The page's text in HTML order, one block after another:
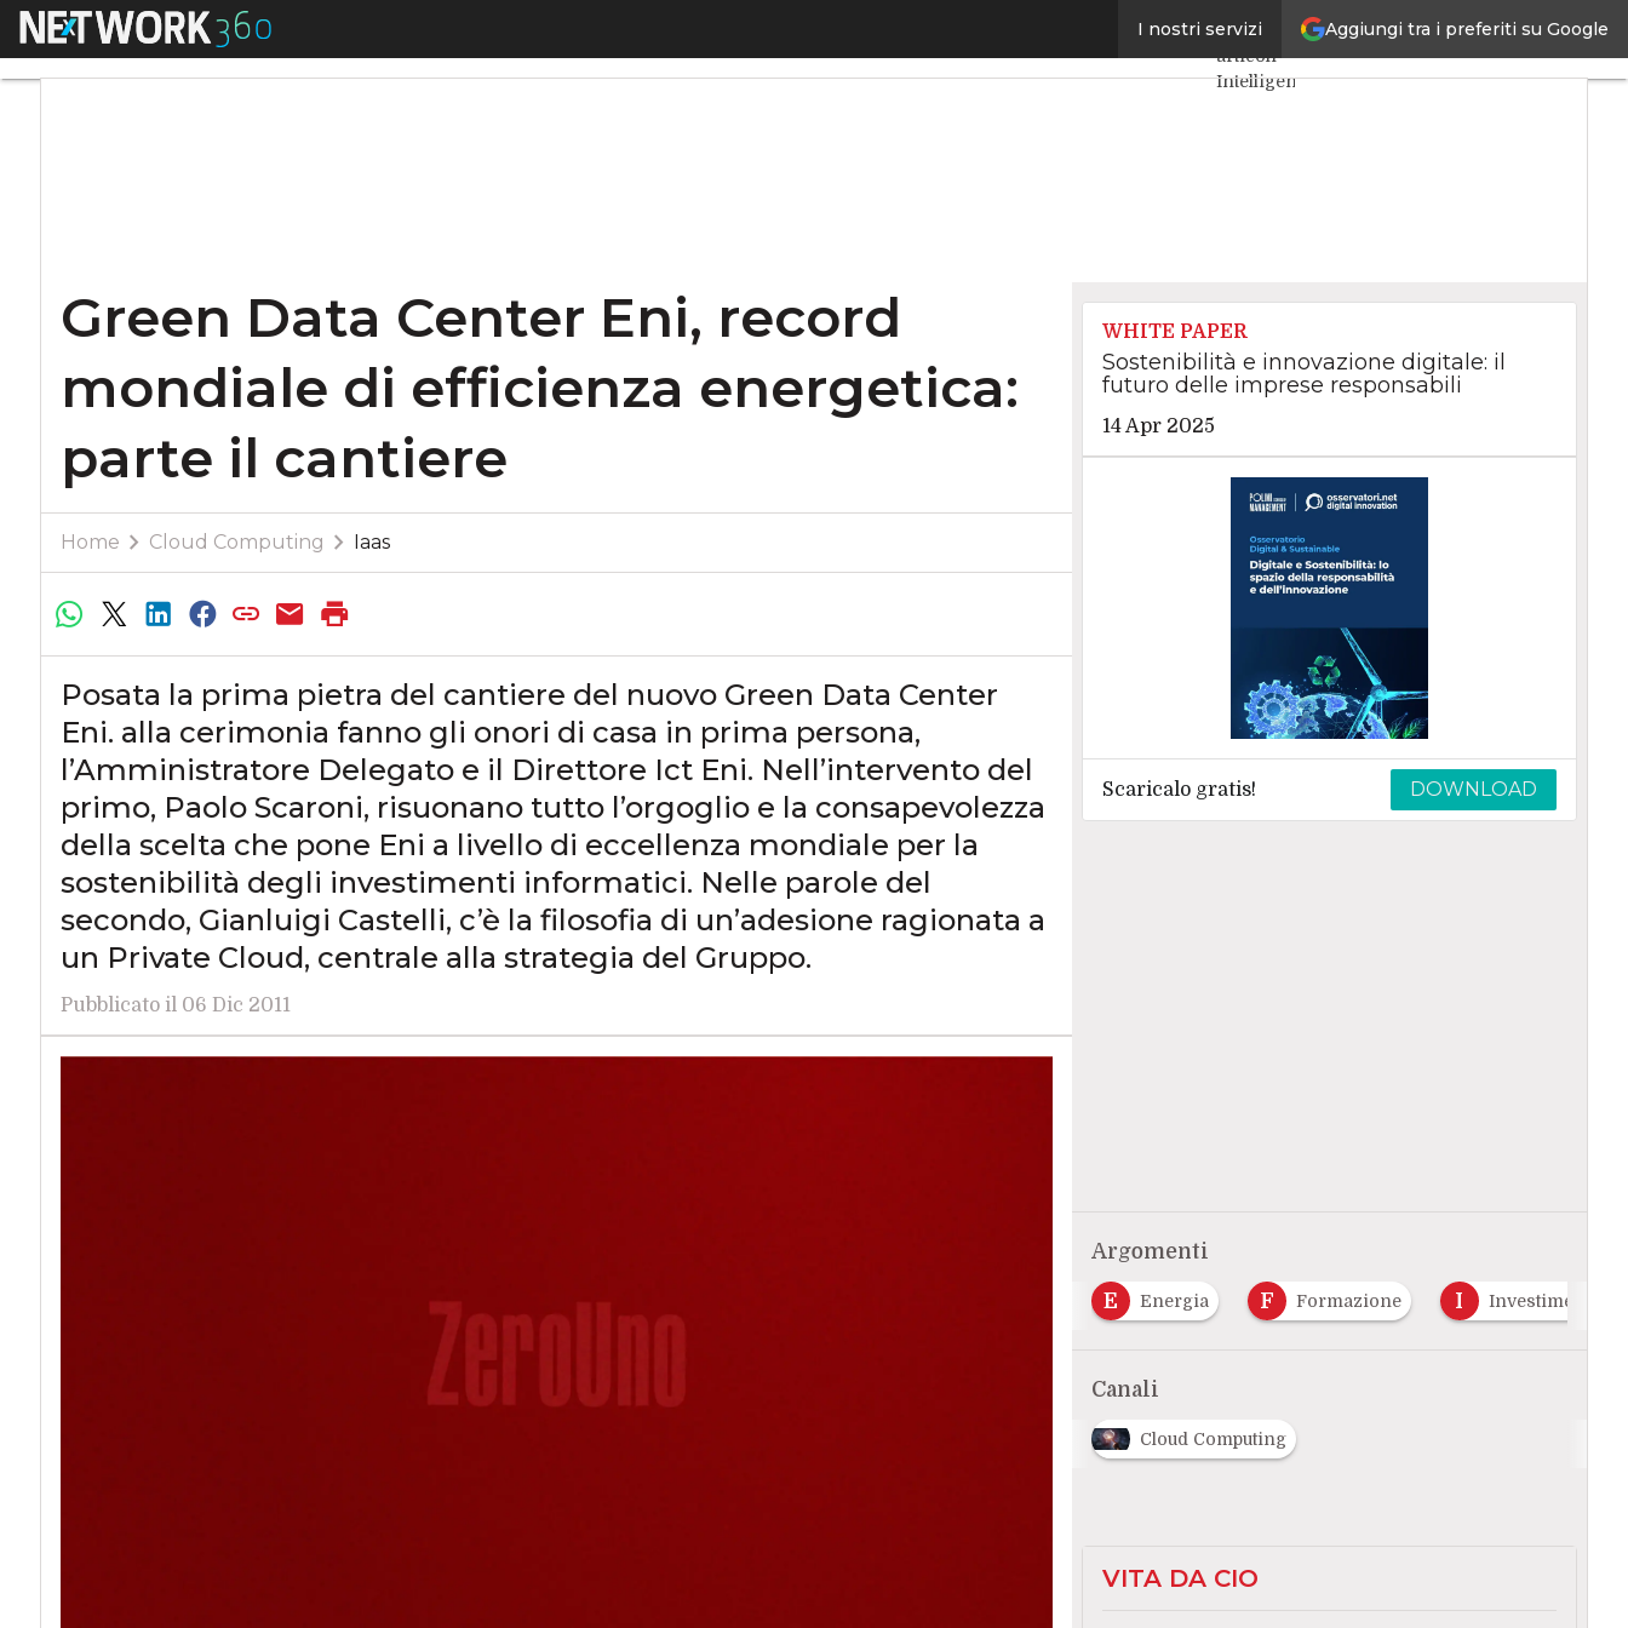
Aggiungi tra i preferiti su Google
I nostri servizi
Menu Green Data Center Eni, record mondiale di efficienza energetica: parte il cantiereUltimi
articoli
Intelligenza
Green Data Center Eni, record
mondiale di efficienza energetica:
parte il cantiere
Home Cloud Computing Iaas
Posata la prima pietra del cantiere del nuovo Green Data Center
Eni. alla cerimonia fanno gli onori di casa in prima persona,
l’Amministratore Delegato e il Direttore Ict Eni. Nell’intervento del
primo, Paolo Scaroni, risuonano tutto l’orgoglio e la consapevolezza
della scelta che pone Eni a livello di eccellenza mondiale per la
sostenibilità degli investimenti informatici. Nelle parole del
secondo, Gianluigi Castelli, c’è la filosofia di un’adesione ragionata a
un Private Cloud, centrale alla strategia del Gruppo.
Pubblicato il 06 Dic 2011
WHITE PAPER
Sostenibilità e innovazione digitale: il
futuro delle imprese responsabili
14 Apr 2025
Scaricalo gratis! DOWNLOAD
Argomenti
E Energia F Formazione I Investimenti
Canali
Cloud Computing
VITA DA CIO